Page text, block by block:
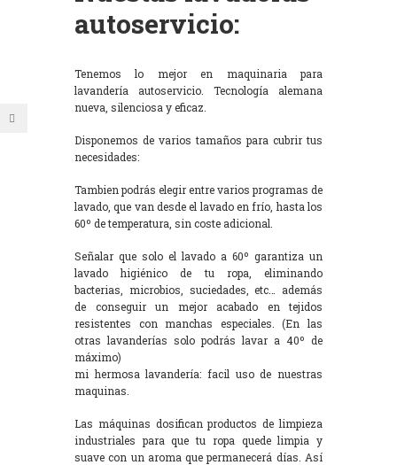
autoservicio:
Tenemos lo mejor en maquinaria para
lavandería autoservicio. Tecnología alemana
nueva, silenciosa y eficaz.
Disponemos de varios tamaños para cubrir tus
necesidades:
Tambien podrás elegir entre varios programas de
lavado, que van desde el lavado en frío, hasta los
60º de temperatura, sin coste adicional.
Señalar que solo el lavado a 60º garantiza un
lavado higiénico de tu ropa, eliminando
bacterias, microbios, suciedades, etc… además
de conseguir un mejor acabado en tejidos
resistentes con manchas especiales. (En las
otras lavanderías solo podrás lavar a 40º de
máximo)
mi hermosa lavandería: facil uso de nuestras
maquinas.
Las máquinas dosifican productos de limpieza
industriales para que tu ropa quede limpia y
suave con un aroma que permanecerá días. Así